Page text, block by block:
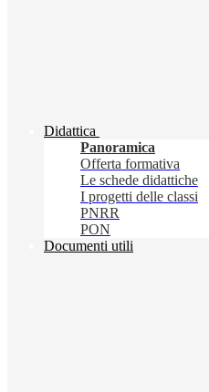
Didattica
Panoramica
Offerta formativa
Le schede didattiche
I progetti delle classi
PNRR
PON
Documenti utili